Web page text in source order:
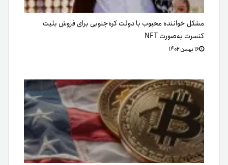
مشکل خواننده محبوب با دولت کره‌جنوبی برای فروش بلیت
کنسرت به‌صورت NFT
۱۶ بهمن ۱۴۰۲